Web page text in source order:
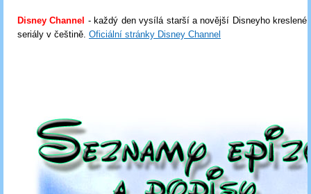
Disney Channel - každý den vysílá starší a novější Disneyho kreslené
seriály v češtině. Oficiální stránky Disney Channel